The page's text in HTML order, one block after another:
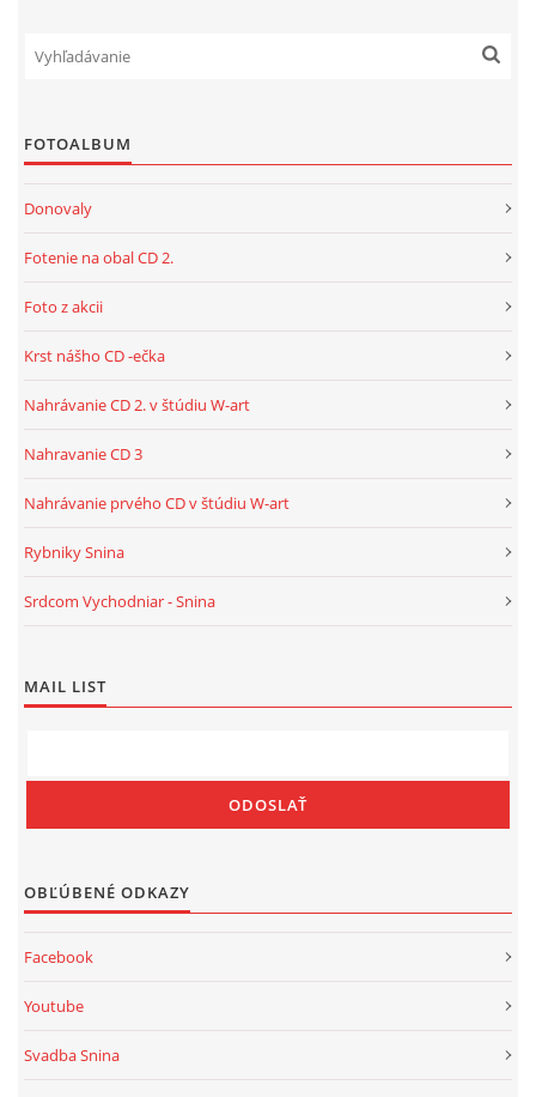
FOTOALBUM
Donovaly
Fotenie na obal CD 2.
Foto z akcii
Krst nášho CD -ečka
Nahrávanie CD 2. v štúdiu W-art
Nahravanie CD 3
Nahrávanie prvého CD v štúdiu W-art
Rybniky Snina
Srdcom Vychodniar - Snina
MAIL LIST
OBĽÚBENÉ ODKAZY
Facebook
Youtube
Svadba Snina